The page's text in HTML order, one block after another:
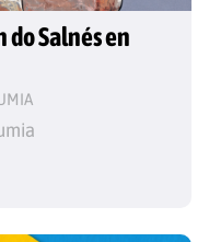
do Salnés en